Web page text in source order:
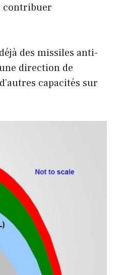
contribuer
des missiles anti-
direction de
capacités sur